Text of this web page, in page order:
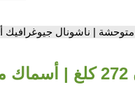
- سمكة ذهبيّة بوزن 272